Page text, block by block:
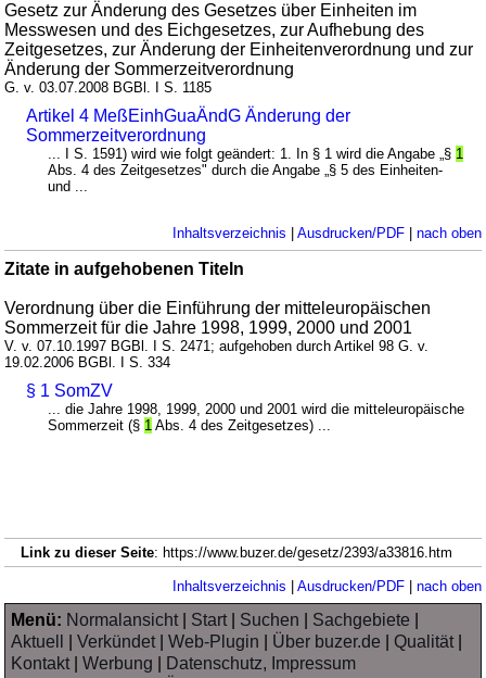
Gesetz zur Änderung des Gesetzes über Einheiten im
Messwesen und des Eichgesetzes, zur Aufhebung des
Zeitgesetzes, zur Änderung der Einheitenverordnung und zur
Änderung der Sommerzeitverordnung
G. v. 03.07.2008 BGBl. I S. 1185
Artikel 4 MeßEinhGuaÄndG Änderung der
Sommerzeitverordnung
... I S. 1591) wird wie folgt geändert: 1. In § 1 wird die Angabe „§ 1
Abs. 4 des Zeitgesetzes" durch die Angabe „§ 5 des Einheiten-
und ...
Inhaltsverzeichnis Ausdrucken/PDF| nach oben
Zitate in aufgehobenen Titeln
Verordnung über die Einführung der mitteleuropäischen
Sommerzeit für die Jahre 1998, 1999, 2000 und 2001
V. v. 07.10.1997 BGBl. I S. 2471; aufgehoben durch Artikel 98 G. v.
19.02.2006 BGBl. I S. 334
§ 1 SomZV
... die Jahre 1998, 1999, 2000 und 2001 wird die mitteleuropäische
Sommerzeit (§ 1 Abs. 4 des Zeitgesetzes) ...
Link zu dieser Seite: https://www.buzer.de/gesetz/2393/a33816.htm
Inhaltsverzeichnis Ausdrucken/PDF| nach oben
Menü: Normalansicht| Start| Suchen Sachgebiete
Aktuell
|Verkündet|Web-Plugin Über buzer.de |Qualität|
Kontakt|Werbung
Datenschutz, Impressum